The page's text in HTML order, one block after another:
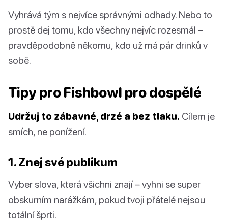
Vyhrává tým s nejvíce správnými odhady. Nebo to
prostě dej tomu, kdo všechny nejvíc rozesmál –
pravděpodobně někomu, kdo už má pár drinků v
sobě.
Tipy pro Fishbowl pro dospělé
Udržuj to zábavné, drzé a bez tlaku. Cílem je
smích, ne ponížení.
1. Znej své publikum
Vyber slova, která všichni znají – vyhni se super
obskurním narážkám, pokud tvoji přátelé nejsou
totální šprti.